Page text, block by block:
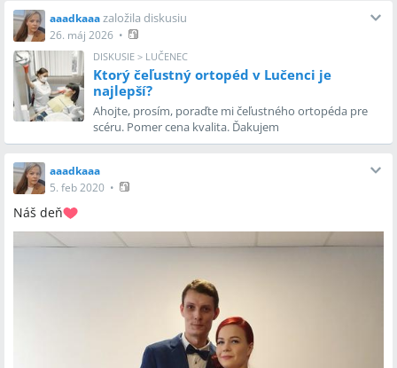
aaadkaaa založila diskusiu
26. máj 2026 •
DISKUSIE > LUČENEC
Ktorý čeľustný ortopéd v Lučenci je
najlepší?
Ahojte, prosím, poraďte mi čeľustného ortopéda pre
scéru. Pomer cena kvalita. Ďakujem
aaadkaaa
5. feb 2020 •
Náš deň